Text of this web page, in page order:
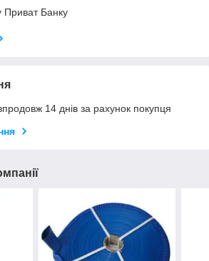
Приват Банку
14 днів за рахунок покупця